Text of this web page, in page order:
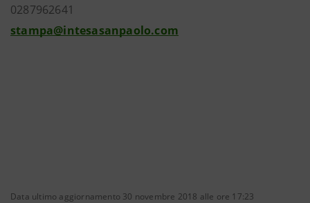
0287962641
stampa@intesasanpaolo.com
Data ultimo aggiornamento 30 novembre 2018 alle ore 17:23